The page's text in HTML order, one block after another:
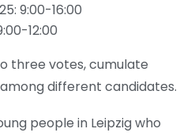
9:00-16:00
12:00
three votes, cumulate
different candidates.
people in Leipzig who